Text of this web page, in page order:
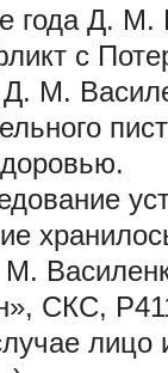
года Д. М.
с
М.
СКС,
лицо